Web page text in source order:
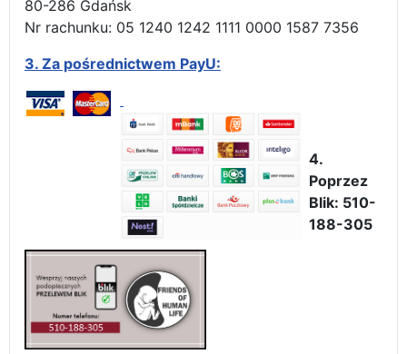
80-286 Gdańsk
Nr rachunku: 05 1240 1242 1111 0000 1587 7356
3. Za pośrednictwem PayU:
4.
Poprzez
Blik: 510-
188-305